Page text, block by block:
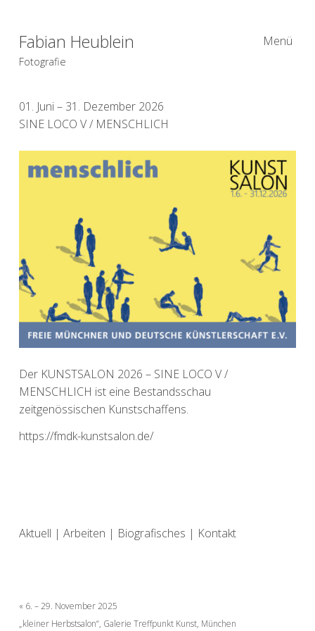
Fabian Heublein
Fotografie
Menü
01. Juni – 31. Dezember 2026
SINE LOCO V / MENSCHLICH
Der KUNSTSALON 2026 – SINE LOCO V /
MENSCHLICH ist eine Bestandsschau
zeitgenössischen Kunstschaffens.
https://fmdk-kunstsalon.de/
Aktuell | Arbeiten | Biografisches | Kontakt
Beitragsnavigation
6. – 29. November 2025
„kleiner Herbstsalon“, Galerie Treffpunkt Kunst, München